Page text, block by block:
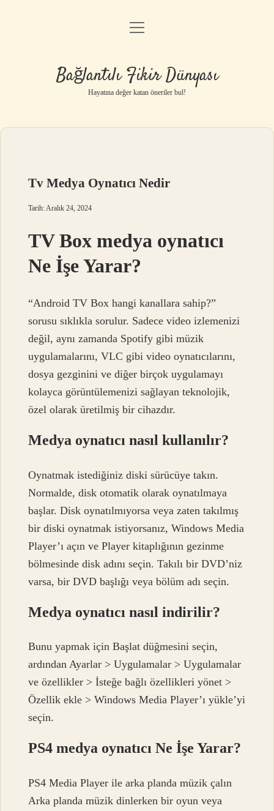
Anasayfa
Yasal Uyarı
menüyü
Bağlantılı Fikir Dünyası
Hayatına değer katan öneriler bul!
Tv Medya Oynatıcı Nedir
Tarih: Aralık 24, 2024
TV Box medya oynatıcı
Ne İşe Yarar?
“Android TV Box hangi kanallara sahip?”
sorusu sıklıkla sorulur. Sadece video izlemenizi
değil, aynı zamanda Spotify gibi müzik
uygulamalarını, VLC gibi video oynatıcılarını,
dosya gezginini ve diğer birçok uygulamayı
kolayca görüntülemenizi sağlayan teknolojik,
özel olarak üretilmiş bir cihazdır.
Medya oynatıcı nasıl kullanılır?
Oynatmak istediğiniz diski sürücüye takın.
Normalde, disk otomatik olarak oynatılmaya
başlar. Disk oynatılmıyorsa veya zaten takılmış
bir diski oynatmak istiyorsanız, Windows Media
Player’ı açın ve Player kitaplığının gezinme
bölmesinde disk adını seçin. Takılı bir DVD’niz
varsa, bir DVD başlığı veya bölüm adı seçin.
Medya oynatıcı nasıl indirilir?
Bunu yapmak için Başlat düğmesini seçin,
ardından Ayarlar > Uygulamalar > Uygulamalar
ve özellikler > İsteğe bağlı özellikleri yönet >
Özellik ekle > Windows Media Player’ı yükle’yi
seçin.
PS4 medya oynatıcı Ne İşe Yarar?
PS4 Media Player ile arka planda müzik çalın
Arka planda müzik dinlerken bir oyun veya